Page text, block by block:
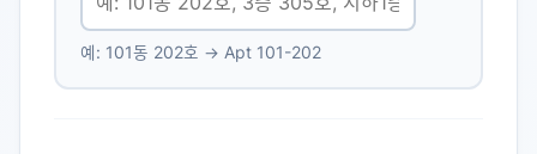
예: 101동 202호 → Apt 101-202